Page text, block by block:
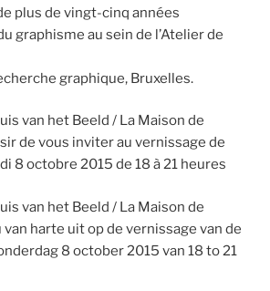
plus de vingt-cinq années
graphisme au sein de l’Atelier de
graphique, Bruxelles.
van het Beeld / La Maison de
de vous inviter au vernissage de
8 octobre 2015 de 18 à 21 heures
van het Beeld / La Maison de
van harte uit op de vernissage van de
8 october 2015 van 18 to 21